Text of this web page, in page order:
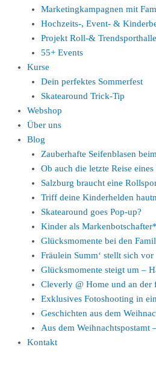
Marketingkampagnen mit
Hochzeits-, Event- &
Projekt Roll-& Trendsporthalle
55+ Events
Kurse
Dein perfektes Sommerfest
Skatearound Trick-Tip
Webshop
Über uns
Blog
Zauberhafte Seifenblasen
Ob auch die letzte Reise
Salzburg braucht eine
Triff deine Kinderhelden
Skatearound goes Pop-up?
Kinder als
Glücksmomente bei den
Fräulein Summ‘ stellt sich vor
Glücksmomente steigt um –
Cleverly @ Home und an der
Exklusives Fotoshooting in
Geschichten aus dem
Aus dem Weihnachtspostamt
Kontakt